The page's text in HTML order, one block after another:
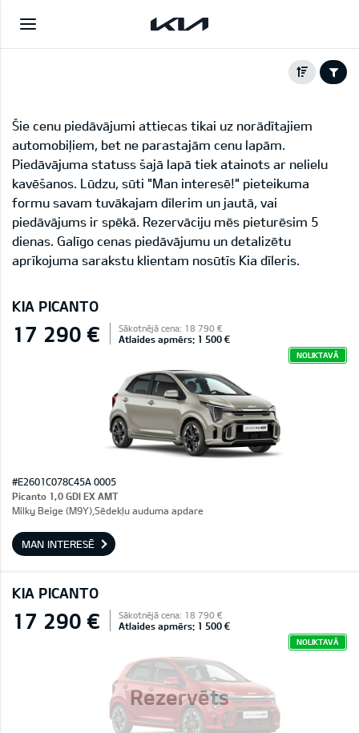
Šie cenu piedāvājumi attiecas tikai uz norādītajiem
automobiļiem, bet ne parastajām cenu lapām.
Piedāvājuma statuss šajā lapā tiek atainots ar nelielu
kavēšanos. Lūdzu, sūti "Man interesē!" pieteikuma
formu savam tuvākajam dīlerim un jautā, vai
piedāvājums ir spēkā. Rezervāciju mēs pieturēsim 5
dienas. Galīgo cenas piedāvājumu un detalizētu
aprīkojuma sarakstu klientam nosūtīs Kia dīleris.
KIA PICANTO
17 290 € Sākotnējā cena: 18 790 €
Atlaides apmērs: 1 500 €
NOLIKTAVĀ
#E2601C078C45A 0005
Picanto 1,0 GDI EX AMT
Milky Beige (M9Y),Sēdekļu auduma apdare
MAN INTERESĒ
KIA PICANTO
Rezervēts
17 290 € Sākotnējā cena: 18 790 €
Atlaides apmērs: 1 500 €
NOLIKTAVĀ